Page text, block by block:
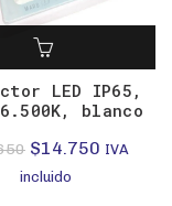
LED IP65,
blanco
El
precio
$14.750 El
IVA
incluido